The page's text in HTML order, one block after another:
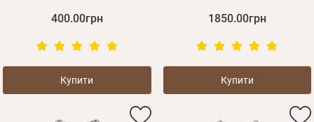
400.00грн
Купити
1850.00грн
Купити